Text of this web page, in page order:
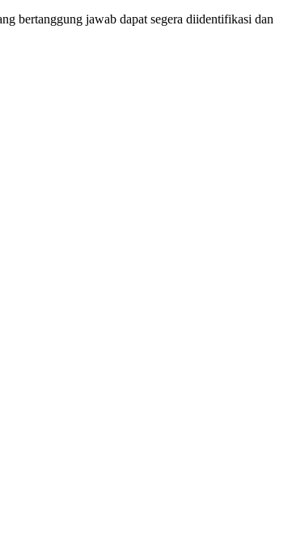
bertanggung jawab dapat segera diidentifikasi dan